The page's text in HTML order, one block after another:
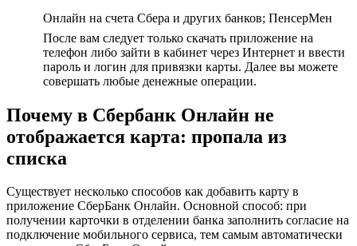
Онлайн на счета Сбера и других банков; ПенсерМен
После вам следует только скачать приложение на
телефон либо зайти в кабинет через Интернет и ввести
пароль и логин для привязки карты. Далее вы можете
совершать любые денежные операции.
Почему в Сбербанк Онлайн не
отображается карта: пропала из
списка
Существует несколько способов как добавить карту в
приложение СберБанк Онлайн. Основной способ: при
получении карточки в отделении банка заполнить согласие на
подключение мобильного сервиса, тем самым автоматически